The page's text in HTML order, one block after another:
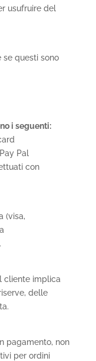
usufruire del
se questi sono
i seguenti:
Pal
con
(visa,
cliente implica
delle
pagamento, non
per ordini